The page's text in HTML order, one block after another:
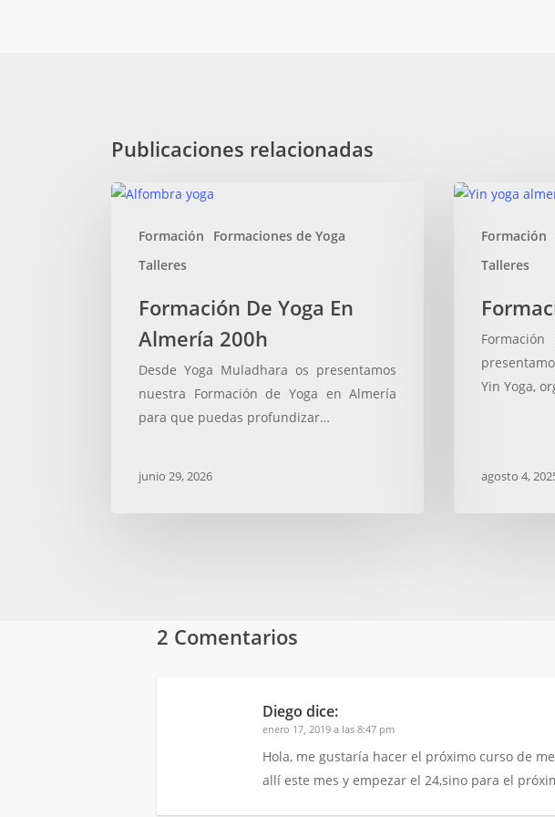
Publicaciones relacionadas
Formación
Formaciones de Yoga
Talleres
Formación
Formación De Yoga En
Almería 200h
Desde Yoga Muladhara os presentamos
nuestra Formación de Yoga en Almería
para que puedas profundizar…
junio 29, 2026
Formación
Talleres
Formación
YOGA
Yin Yoga,
agosto 4,
2 Comentarios
Diego dice:
enero 17, 2019 a las 8:47 pm
Hola, me gustaría hacer el próximo curso de
allí este mes y empezar el 24,sino para el